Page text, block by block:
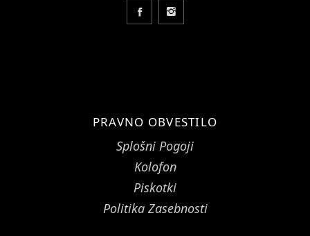
PRAVNO OBVESTILO
Splošni Pogoji
Kolofon
Piskotki
Politika Zasebnosti